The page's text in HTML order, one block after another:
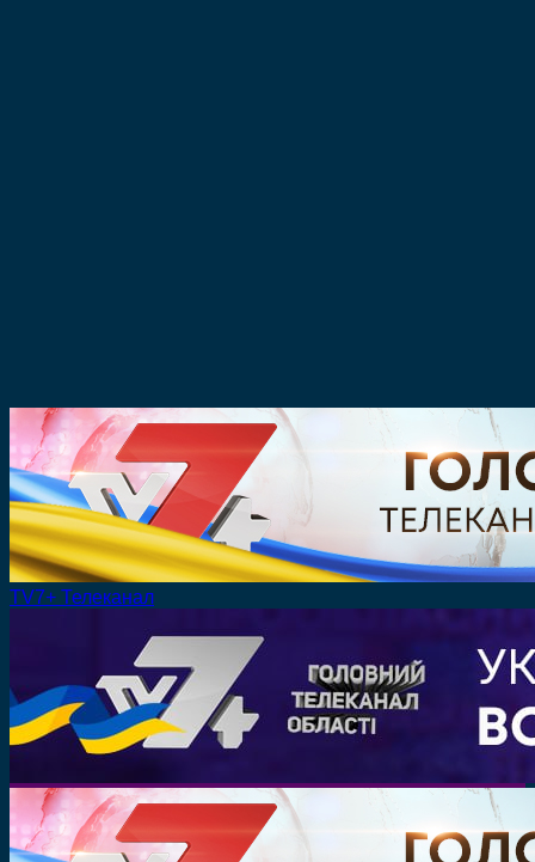
TV7+ Телеканал